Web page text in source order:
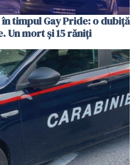
timpul Gay Pride: o dubiță
Un mort și 15 răniți